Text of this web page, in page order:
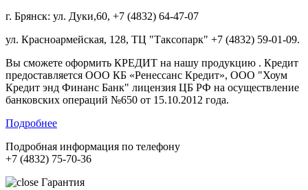
г. Брянск: ул. Дуки,60, +7 (4832) 64-47-07
ул. Красноармейская, 128, ТЦ "Таксопарк" +7 (4832) 59-01-09.
Вы сможете оформить КРЕДИТ на нашу продукцию . Кредит
предоставляется ООО КБ «Ренессанс Кредит», ООО "Хоум
Кредит энд Финанс Банк" лицензия ЦБ РФ на осуществление
банковских операций №650 от 15.10.2012 года.
Подробнее
Подробная информация по телефону
+7 (4832) 75-70-36
Гарантия